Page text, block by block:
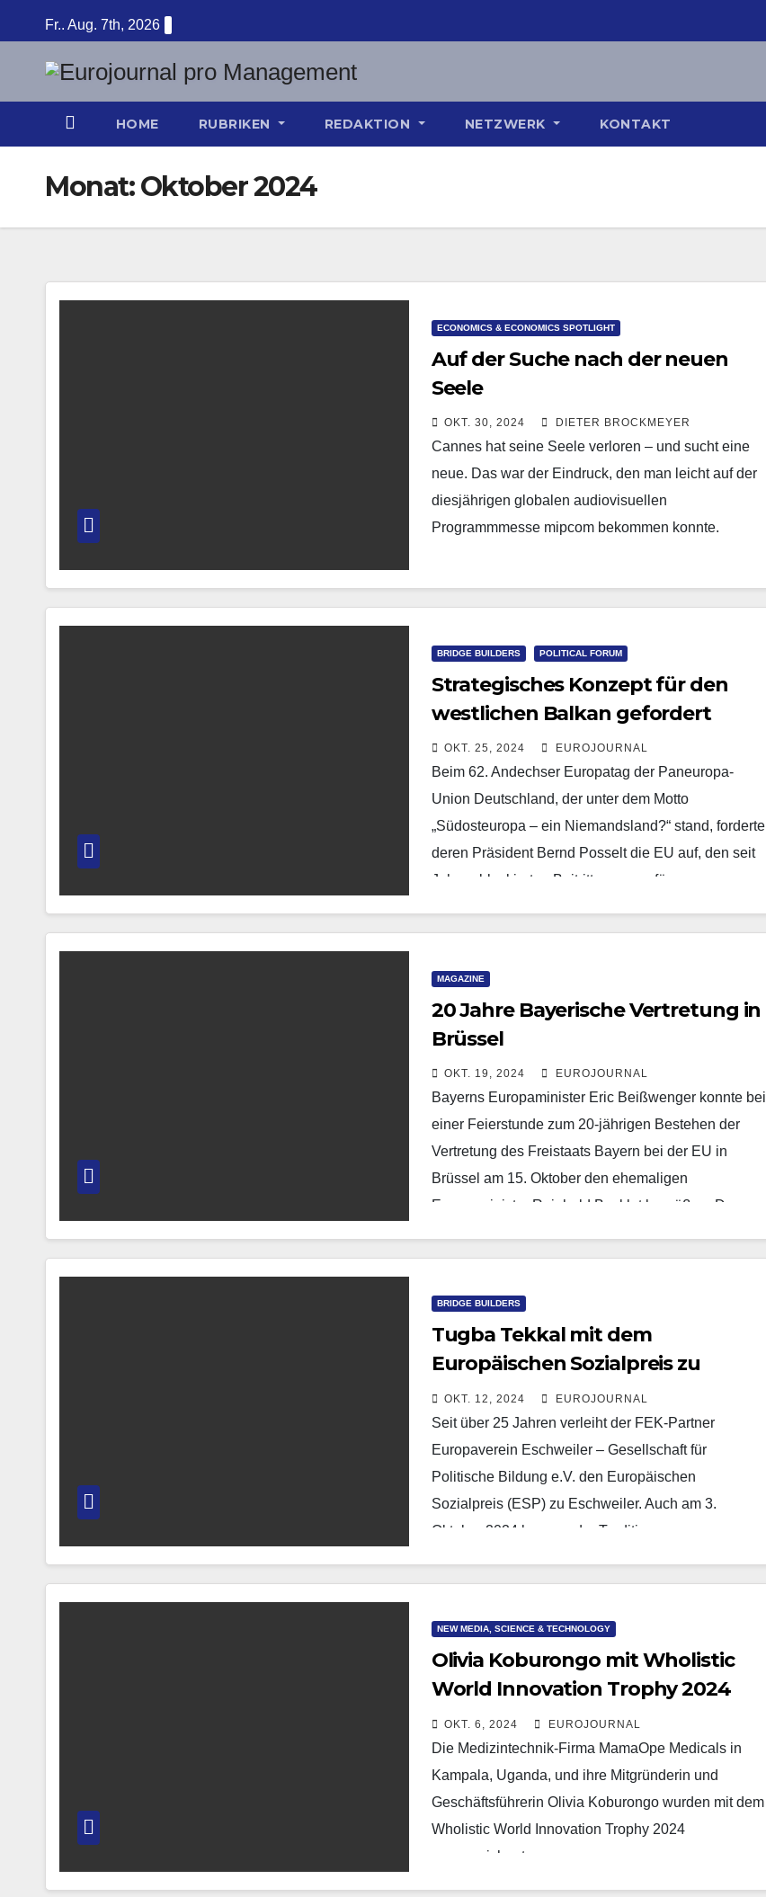
Inhalt
springen
Fr.. Aug. 7th, 2026
HOME RUBRIKEN REDAKTION NETZWERK KONTAKT
Monat:Oktober 2024
ECONOMICS & ECONOMICS SPOTLIGHT
Auf der Suche nach der neuen
Seele
OKT. 30, 2024 DIETER BROCKMEYER
Cannes hat seine Seele verloren – und sucht eine
neue. Das war der Eindruck, den man leicht auf der
diesjährigen globalen audiovisuellen
Programmmesse mipcom bekommen konnte.
BRIDGE BUILDERS POLITICAL FORUM
Strategisches Konzept für den
westlichen Balkan gefordert
OKT. 25, 2024 EUROJOURNAL
Beim 62. Andechser Europatag der Paneuropa-
Union Deutschland, der unter dem Motto
„Südosteuropa – ein Niemandsland?“ stand, forderte
deren Präsident Bernd Posselt die EU auf, den seit
Jahren blockierten Beitrittsprozess für…
MAGAZINE
20 Jahre Bayerische Vertretung in
Brüssel
OKT. 19, 2024 EUROJOURNAL
Bayerns Europaminister Eric Beißwenger konnte bei
einer Feierstunde zum 20-jährigen Bestehen der
Vertretung des Freistaats Bayern bei der EU in
Brüssel am 15. Oktober den ehemaligen
Europaminister Reinhold Bocklet begrüßen. Der…
BRIDGE BUILDERS
Tugba Tekkal mit dem
Europäischen Sozialpreis zu
Eschweiler ausgezeichnet
OKT. 12, 2024 EUROJOURNAL
Seit über 25 Jahren verleiht der FEK-Partner
Europaverein Eschweiler – Gesellschaft für
Politische Bildung e.V. den Europäischen
Sozialpreis (ESP) zu Eschweiler. Auch am 3.
Oktober 2024 kam es, der Tradition…
NEW MEDIA, SCIENCE & TECHNOLOGY
Olivia Koburongo mit Wholistic
World Innovation Trophy 2024
ausgezeichnet
OKT. 6, 2024 EUROJOURNAL
Die Medizintechnik-Firma MamaOpe Medicals in
Kampala, Uganda, und ihre Mitgründerin und
Geschäftsführerin Olivia Koburongo wurden mit dem
Wholistic World Innovation Trophy 2024
ausgezeichnet.